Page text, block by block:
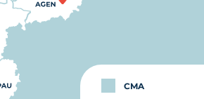
CMA